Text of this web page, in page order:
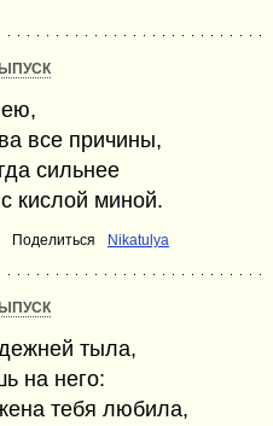
все причины,
сильнее
кислой миной.
Поделиться Nikatulya
тыла,
на него:
тебя любила,